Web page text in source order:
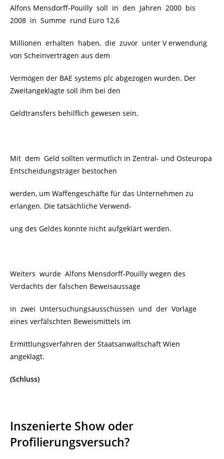
Alfons Mensdorff-Pouilly soll in den Jahren 2000 bis
2008 in Summe rund Euro 12,6
Millionen erhalten haben, die zuvor unter V erwendung
von Scheinverträgen aus dem
Vermögen der BAE systems plc abgezogen wurden. Der
Zweitangeklagte soll ihm bei den
Geldtransfers behilflich gewesen sein.
Mit dem Geld sollten vermutlich in Zentral- und Osteuropa
Entscheidungsträger bestochen
werden, um Waffengeschäfte für das Unternehmen zu
erlangen. Die tatsächliche Verwend-
ung des Geldes konnte nicht aufgeklärt werden.
Weiters wurde Alfons Mensdorff-Pouilly wegen des
Verdachts der falschen Beweisaussage
in zwei Untersuchungsausschüssen und der Vorlage
eines verfälschten Beweismittels im
Ermittlungsverfahren der Staatsanwaltschaft Wien
angeklagt.
(Schluss)
Inszenierte Show oder
Profilierungsversuch?